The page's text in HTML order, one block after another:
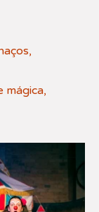
mágica,